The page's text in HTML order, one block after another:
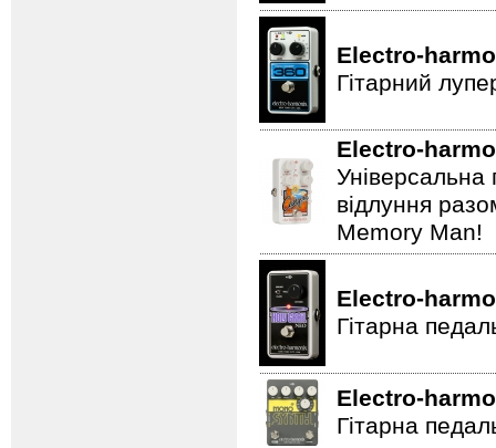
Electro-
Гітарний
Electro-
Універсальна
відлуння
Memory Man!
Electro-
Гітарна
Electro-
Гітарна